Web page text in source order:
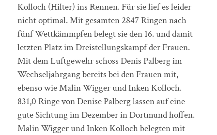
Kolloch (Hilter) ins Rennen. Für sie lief es leider
nicht optimal. Mit gesamten 2847 Ringen nach
fünf Wettkämmpfen belegt sie den 16. und damit
letzten Platz im Dreistellungskampf der Frauen.
Mit dem Luftgewehr schoss Denis Palberg im
Wechseljahrgang bereits bei den Frauen mit,
ebenso wie Malin Wigger und Inken Kolloch.
831,0 Ringe von Denise Palberg lassen auf eine
gute Sichtung im Dezember in Dortmund hoffen.
Malin Wigger und Inken Kolloch belegten mit